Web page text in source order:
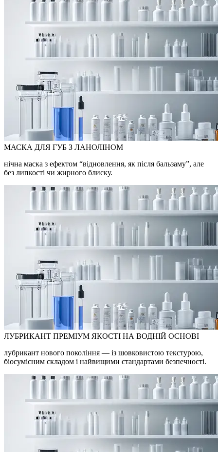
МАСКА ДЛЯ ГУБ З ЛАНОЛІНОМ
нічна маска з ефектом “відновлення, як після бальзаму”, але
без липкості чи жирного блиску.
ЛУБРИКАНТ ПРЕМІУМ ЯКОСТІ НА ВОДНІЙ ОСНОВІ
лубрикант нового покоління — із шовковистою текстурою,
біосумісним складом і найвищими стандартами безпечності.